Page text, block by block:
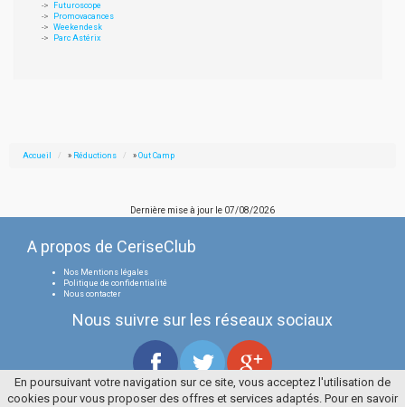
Futuroscope
Promovacances
Weekendesk
Parc Astérix
Accueil » Réductions » Out Camp
Dernière mise à jour le 07/08/2026
A propos de CeriseClub
Nos Mentions légales
Politique de confidentialité
Nous contacter
Nous suivre sur les réseaux sociaux
Tous droits réservés
En poursuivant votre navigation sur ce site, vous acceptez l'utilisation de
cookies pour vous proposer des offres et services adaptés. Pour en savoir